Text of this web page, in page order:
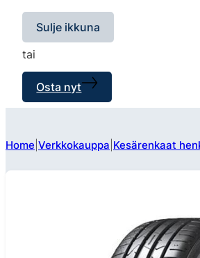
Sulje ikkuna
tai
Osta nyt
Home Verkkokauppa Kesärenkaat